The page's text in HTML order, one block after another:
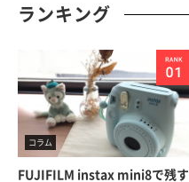
ランキング
コラム
FUJIFILM instax mini8で残す